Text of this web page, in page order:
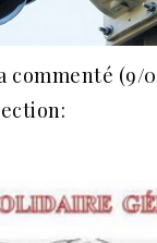
commenté (9/